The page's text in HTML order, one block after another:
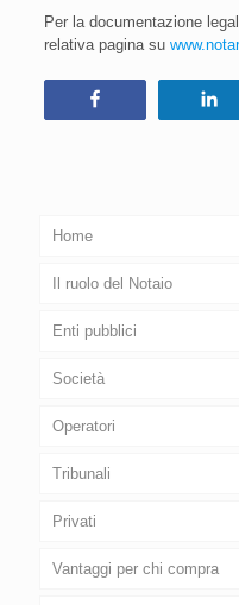
Per la documentazione
relativa pagina su
Home
Il ruolo del Notaio
Enti pubblici
Società
Operatori
Tribunali
Privati
Vantaggi per chi compra